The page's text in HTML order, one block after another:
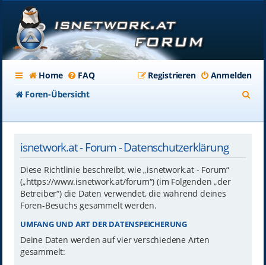
Home FAQ Anmelden
Registrieren
Foren-Übersicht
isnetwork.at - Forum - Datenschutzerklärung
Diese Richtlinie beschreibt, wie „isnetwork.at - Forum“
(„https://www.isnetwork.at/forum“) (im Folgenden „der
Betreiber“) die Daten verwendet, die während deines
Foren-Besuchs gesammelt werden.
UMFANG UND ART DER DATENSPEICHERUNG
Deine Daten werden auf vier verschiedene Arten
gesammelt: